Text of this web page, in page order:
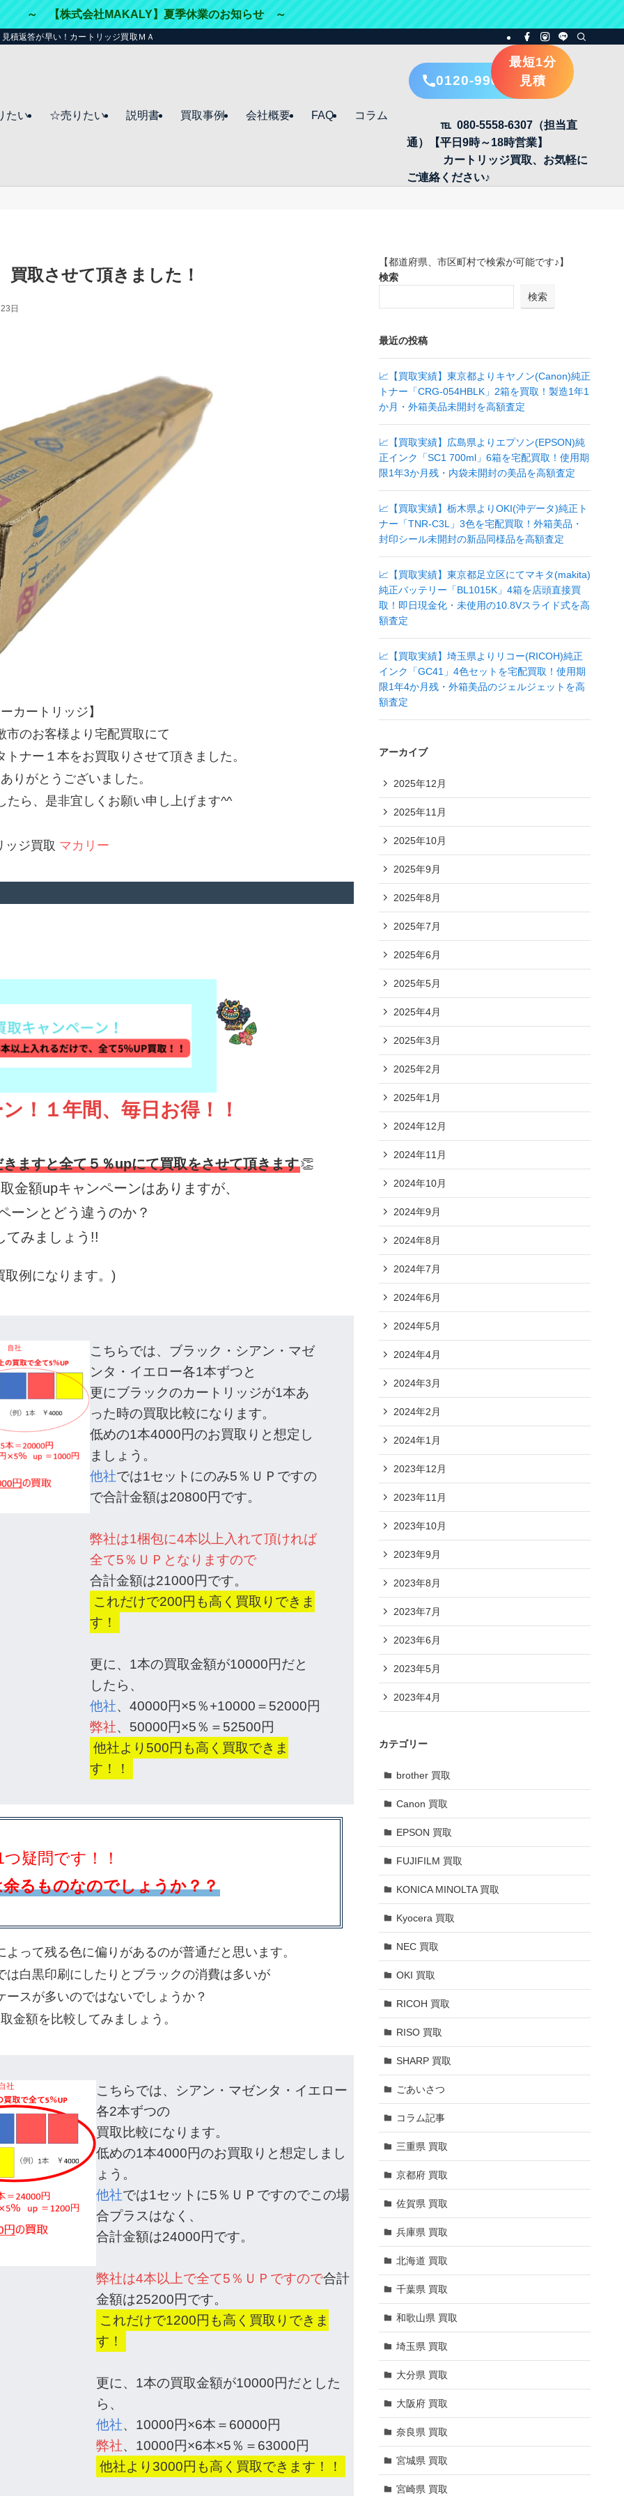
～ 【株式会社MAKALY】夏季休業のお知らせ ～
積返答が早い！カートリッジ買取ＭＡＫＡＬＹ（マカリー）☆
たい ☆売りたい 説明書 買取事例 会社概要 FAQ コラム
0120-996-405
最短1分
見積
℡ 080-5558-6307（担当直
通）【平日9時～18時営業】
カートリッジ買取、お気軽に
ご連絡ください♪
取させて頂きました！
日
カートリッジ】
市のお客様より宅配買取にて
ナー１本をお買取りさせて頂きました。
りがとうございました。
たら、是非宜しくお願い申し上げます^^
ッジ買取 マカリー
！１年間、毎日お得！！
ますと全て５％upにて買取をさせて頂きます👏
金額upキャンペーンはありますが、
ーンとどう違うのか？
てみましょう!!
取例になります。)
こちらでは、ブラック・シアン・マゼ
ンタ・イエロー各1本ずつと
更にブラックのカートリッジが1本あ
った時の買取比較になります。
低めの1本4000円のお買取りと想定し
ましょう。
他社では1セットにのみ5％ＵＰですの
で合計金額は20800円です。
弊社は1梱包に4本以上入れて頂ければ
全て5％ＵＰとなりますので
合計金額は21000円です。
これだけで200円も高く買取りできま
す！
更に、1本の買取金額が10000円だと
したら、
他社、40000円×5％+10000＝52000円
弊社、50000円×5％＝52500円
他社より500円も高く買取できま
す！！
疑問です！！
るものなのでしょうか？？
って残る色に偏りがあるのが普通だと思います。
白黒印刷にしたりとブラックの消費は多いが
スが多いのではないでしょうか？
金額を比較してみましょう。
こちらでは、シアン・マゼンタ・イエロー
各2本ずつの
買取比較になります。
低めの1本4000円のお買取りと想定しまし
ょう。
他社では1セットに5％ＵＰですのでこの場
合プラスはなく、
合計金額は24000円です。
弊社は4本以上で全て5％ＵＰですので合計
金額は25200円です。
これだけで1200円も高く買取りできま
す！
更に、1本の買取金額が10000円だとした
ら、
他社、10000円×6本＝60000円
弊社、10000円×6本×5％＝63000円
他社より3000円も高く買取できます！！
【都道府県、市区町村で検索が可能です♪】
検索
検索
最近の投稿
📈【買取実績】東京都よりキヤノン(Canon)純正
トナー「CRG-054HBLK」2箱を買取！製造1年1
か月・外箱美品未開封を高額査定
📈【買取実績】広島県よりエプソン(EPSON)純
正インク「SC1 700ml」6箱を宅配買取！使用期
限1年3か月残・内袋未開封の美品を高額査定
📈【買取実績】栃木県よりOKI(沖データ)純正ト
ナー「TNR-C3L」3色を宅配買取！外箱美品・
封印シール未開封の新品同様品を高額査定
📈【買取実績】東京都足立区にてマキタ(makita)
純正バッテリー「BL1015K」4箱を店頭直接買
取！即日現金化・未使用の10.8Vスライド式を高
額査定
📈【買取実績】埼玉県よりリコー(RICOH)純正
インク「GC41」4色セットを宅配買取！使用期
限1年4か月残・外箱美品のジェルジェットを高
額査定
アーカイブ
2025年12月
2025年11月
2025年10月
2025年9月
2025年8月
2025年7月
2025年6月
2025年5月
2025年4月
2025年3月
2025年2月
2025年1月
2024年12月
2024年11月
2024年10月
2024年9月
2024年8月
2024年7月
2024年6月
2024年5月
2024年4月
2024年3月
2024年2月
2024年1月
2023年12月
2023年11月
2023年10月
2023年9月
2023年8月
2023年7月
2023年6月
2023年5月
2023年4月
カテゴリー
brother 買取
Canon 買取
EPSON 買取
FUJIFILM 買取
KONICA MINOLTA 買取
Kyocera 買取
NEC 買取
OKI 買取
RICOH 買取
RISO 買取
SHARP 買取
ごあいさつ
コラム記事
三重県 買取
京都府 買取
佐賀県 買取
兵庫県 買取
北海道 買取
千葉県 買取
和歌山県 買取
埼玉県 買取
大分県 買取
大阪府 買取
奈良県 買取
宮城県 買取
宮崎県 買取